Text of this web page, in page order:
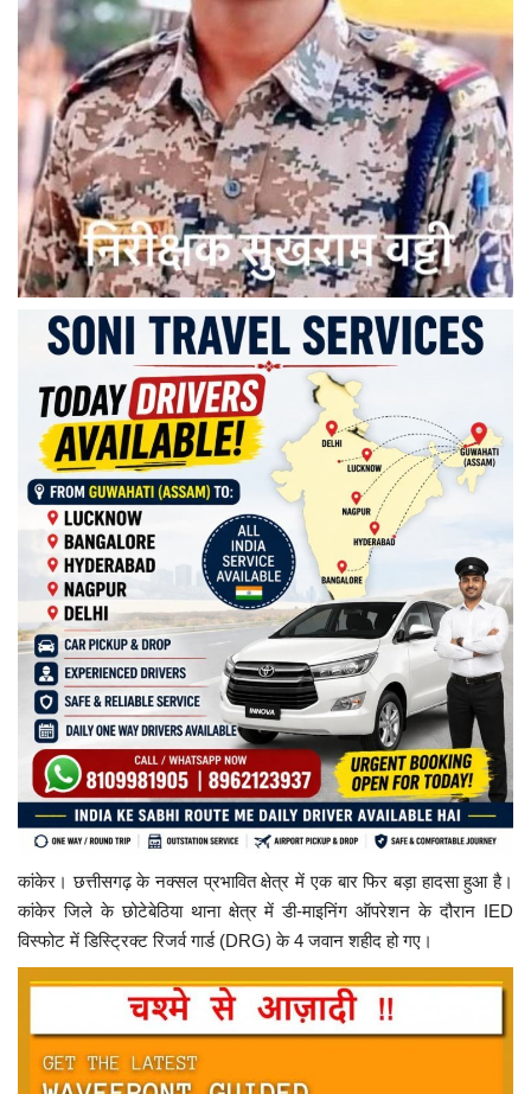
कांकेर। छत्तीसगढ़ के नक्सल प्रभावित क्षेत्र में एक बार फिर बड़ा हादसा हुआ है।
कांकेर जिले के छोटेबेठिया थाना क्षेत्र में डी-माइनिंग ऑपरेशन के दौरान IED
विस्फोट में डिस्ट्रिक्ट रिजर्व गार्ड (DRG) के 4 जवान शहीद हो गए।